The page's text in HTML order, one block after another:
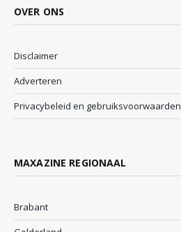
OVER ONS
Disclaimer
Adverteren
Privacybeleid en gebruiksvoorwaarden
MAXAZINE REGIONAAL
Brabant